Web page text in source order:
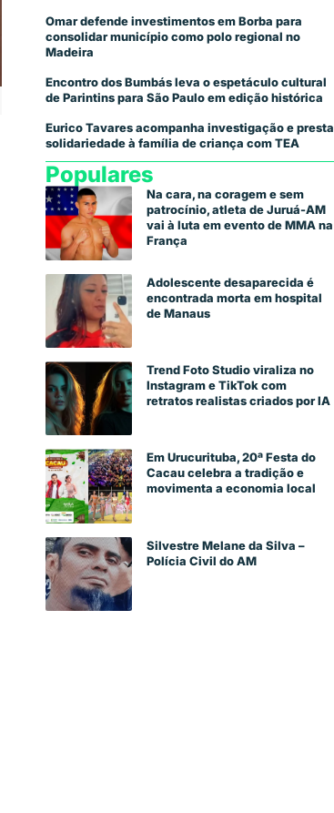
Omar defende investimentos em Borba para
consolidar município como polo regional no
Madeira
Encontro dos Bumbás leva o espetáculo cultural
de Parintins para São Paulo em edição histórica
Eurico Tavares acompanha investigação e presta
solidariedade à família de criança com TEA
Populares
Na cara, na coragem e sem
patrocínio, atleta de Juruá-AM
vai à luta em evento de MMA na
França
Adolescente desaparecida é
encontrada morta em hospital
de Manaus
Trend Foto Studio viraliza no
Instagram e TikTok com
retratos realistas criados por IA
Em Urucurituba, 20ª Festa do
Cacau celebra a tradição e
movimenta a economia local
Silvestre Melane da Silva –
Polícia Civil do AM